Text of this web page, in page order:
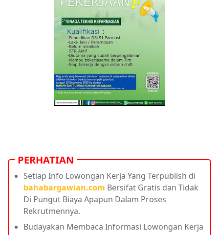
PERHATIAN
Setiap Info Lowongan Kerja Yang Terpublish di
bahabargawian.com Bersifat Gratis dan Tidak
Di Pungut Biaya Apapun Dalam Proses
Rekrutmennya.
Budayakan Membaca Informasi Lowongan Kerja